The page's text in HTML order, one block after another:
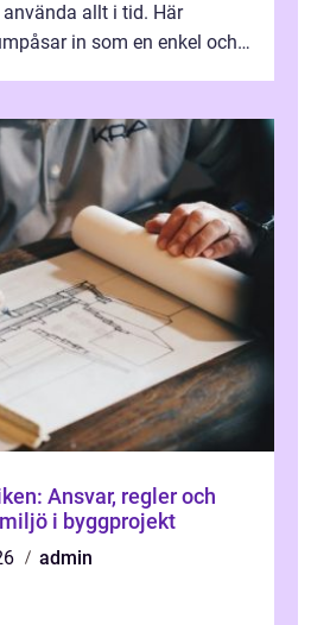
allt i tid. Här
in som en enkel och
Ansvar, regler och
i byggprojekt
admin